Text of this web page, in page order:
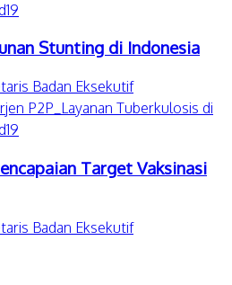
Stunting di Indonesia
Badan Eksekutif
Target Vaksinasi
Badan Eksekutif